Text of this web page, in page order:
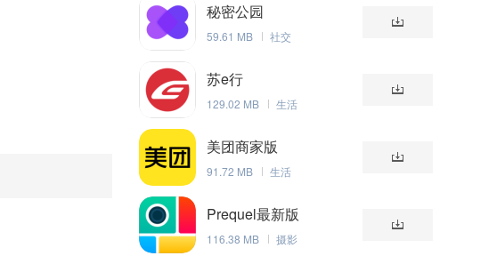
秘密公园
59.61 MB 社交
苏e行
129.02 MB 生活
美团商家版
91.72 MB 生活
Prequel最新版
116.38 MB 摄影